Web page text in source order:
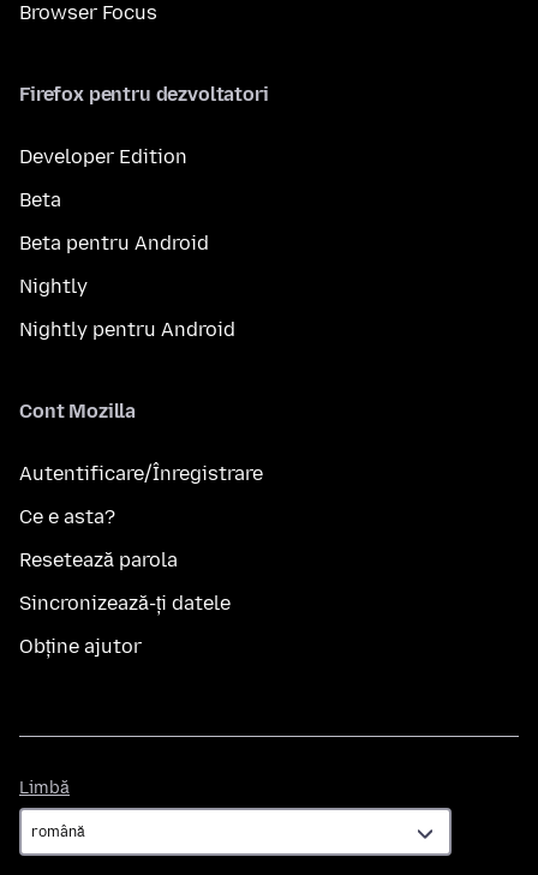
Browser Focus
Firefox pentru dezvoltatori
Developer Edition
Beta
Beta pentru Android
Nightly
Nightly pentru Android
Cont Mozilla
Autentificare/Înregistrare
Ce e asta?
Resetează parola
Sincronizează-ți datele
Obține ajutor
Limbă